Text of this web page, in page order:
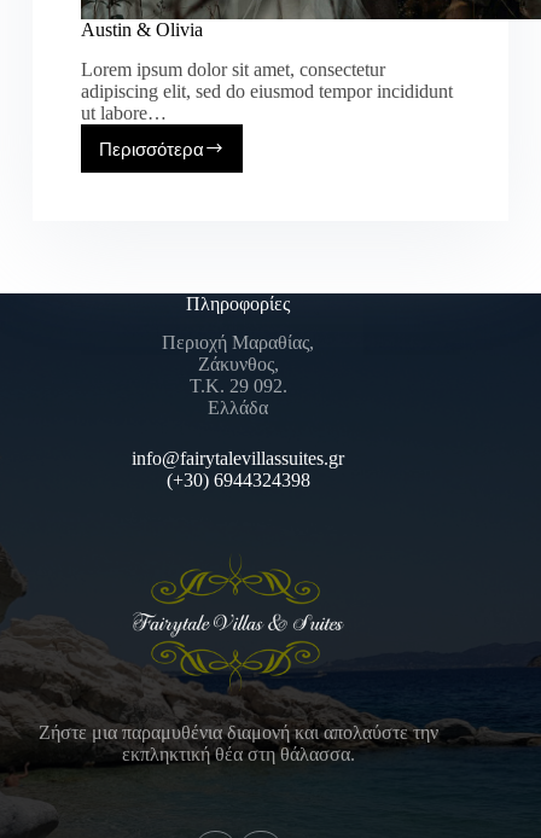
Austin & Olivia
Lorem ipsum dolor sit amet, consectetur
adipiscing elit, sed do eiusmod tempor incididunt
ut labore…
Περισσότερα
Πληροφορίες
Περιοχή Μαραθίας,
Ζάκυνθος,
Τ.Κ. 29 092.
Ελλάδα
info@fairytalevillassuites.gr
(+30) 6944324398
Ζήστε μια παραμυθένια διαμονή και απολαύστε την
εκπληκτική θέα στη θάλασσα.